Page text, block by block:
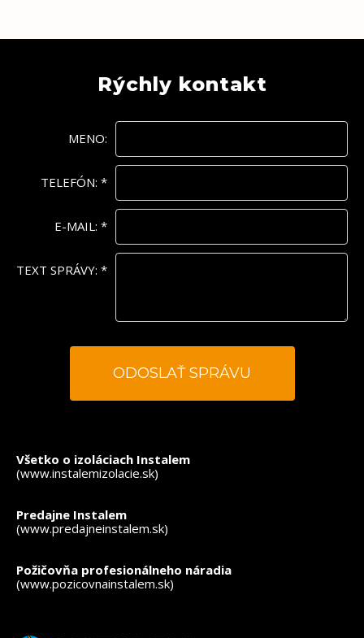
Rýchly kontakt
MENO:
TELEFÓN: *
E-MAIL: *
TEXT SPRÁVY: *
Všetko o izoláciach Instalem
(www.instalemizolacie.sk)
Predajne Instalem
(www.predajneinstalem.sk)
Požičovňa profesionálneho náradia
(www.pozicovnainstalem.sk)